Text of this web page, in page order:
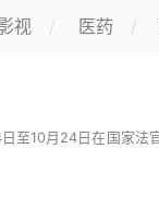
视 医药
至10月24日在国家法